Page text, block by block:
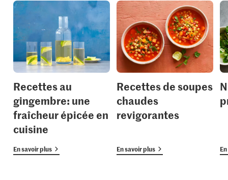
Recettes au
gingembre: une
fraîcheur épicée en
cuisine
En savoir plus
Recettes de soupes
chaudes
revigorantes
En savoir plus